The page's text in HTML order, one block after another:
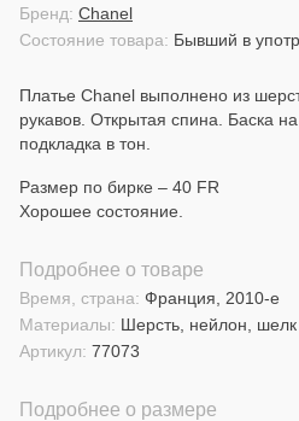
Состояние товара: Бывший в
Бренд: Chanel
Платье Chanel выполнено из
рукавов. Открытая спина. Баска
подкладка в тон.
Размер по бирке – 40 FR
Хорошее состояние.
Подробнее о товаре
Материалы: Шерсть, нейлон, шелк
Время, страна: Франция, 2010-е
Артикул: 77073
Подробнее о размере